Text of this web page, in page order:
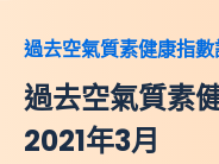
過去空氣質素健康指數
過去空氣質素
2021年3月